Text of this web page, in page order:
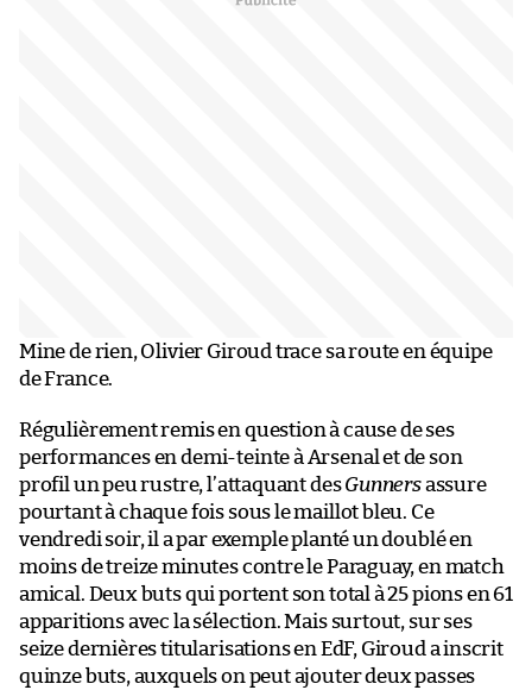
Mine de rien, Olivier Giroud trace sa route en équipe
de France.
Régulièrement remis en question à cause de ses
performances en demi-teinte à Arsenal et de son
profil un peu rustre, l’attaquant desGunnersassure
pourtant à chaque fois sous le maillot bleu. Ce
vendredi soir, il a par exemple planté un doublé en
moins de treize minutes contre le Paraguay, en match
amical. Deux buts qui portent son total à 25 pions en 61
apparitions avec la sélection. Mais surtout, sur ses
seize dernières titularisations en EdF, Giroud a inscrit
quinze buts, auxquels on peut ajouter deux passes